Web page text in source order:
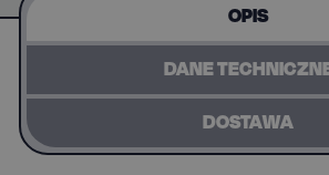
OPIS
DANE
DOSTAWA